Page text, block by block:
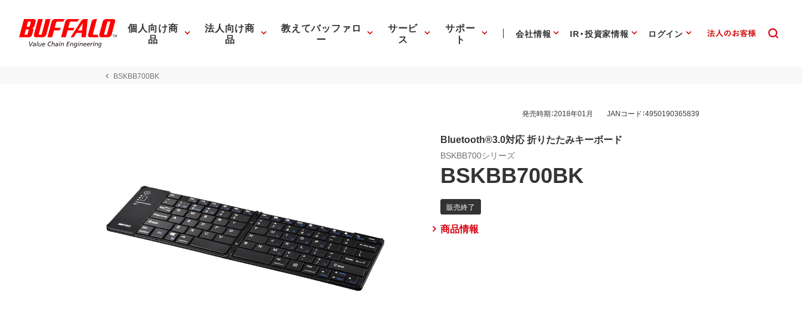
個人向け商
品
法人向け商
品
教えてバッファロ
ー
サービ
ス
サポー
ト 会社情報 IR・投資家情報 ログイン
BSKBB700BK
発売時期：2018年01月 JANコード：4950190365839
Bluetooth®3.0対応 折りたたみキーボード
BSKBB700シリーズ
BSKBB700BK
商品情報